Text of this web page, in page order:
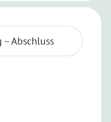
Abschluss